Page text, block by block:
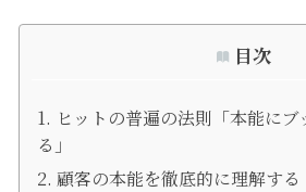
目次
ヒットの普遍の法則「本能に
る」
顧客の本能を徹底的に理解する